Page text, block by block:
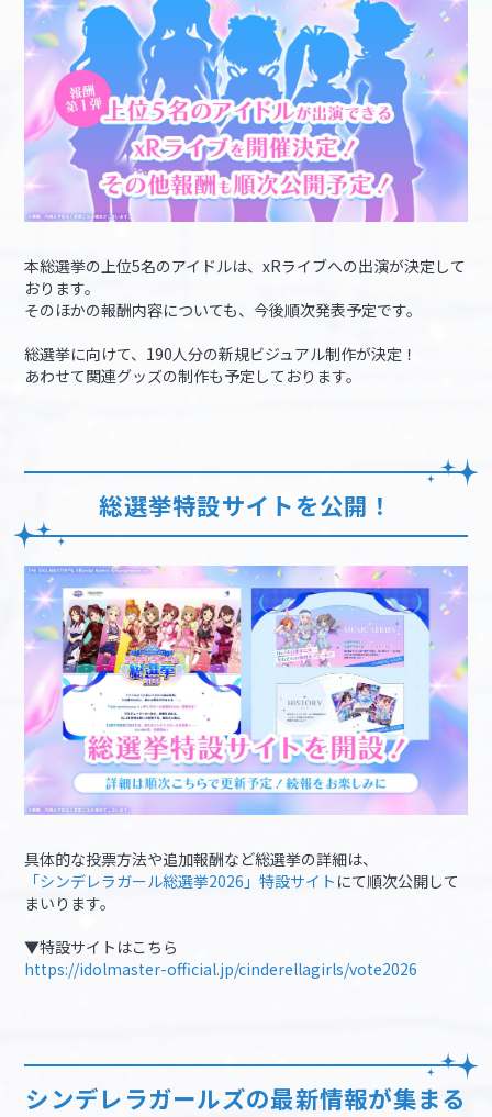
本総選挙の上位5名のアイドルは、xRライブへの出演が決定して
おります。
そのほかの報酬内容についても、今後順次発表予定です。
総選挙に向けて、190人分の新規ビジュアル制作が決定！
あわせて関連グッズの制作も予定しております。
総選挙特設サイトを公開！
具体的な投票方法や追加報酬など総選挙の詳細は、
「シンデレラガール総選挙2026」特設サイト にて順次公開して
まいります。
▼特設サイトはこちら
https://idolmaster-official.jp/cinderellagirls/vote2026
シンデレラガールズの最新情報が集まる